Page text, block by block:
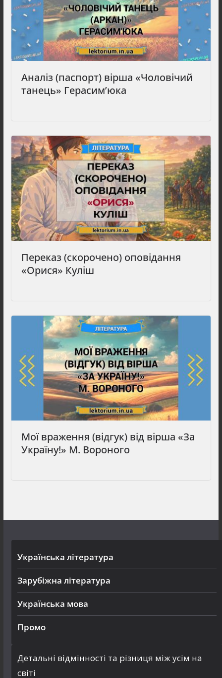
Аналіз (паспорт) вірша «Чоловічий
танець» Герасим’юка
Переказ (скорочено) оповідання
«Орися» Куліш
Мої враження (відгук) від вірша «За
Україну!» М. Вороного
Українська література
Зарубіжна література
Українська мова
Промо
Детальні відмінності та різниця між усім на
світі